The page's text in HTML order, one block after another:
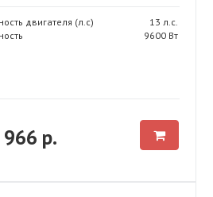
двигателя (л.с)
13 л.с.
9600 Вт
р.